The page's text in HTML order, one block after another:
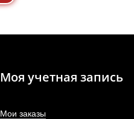
Моя учетная запись
Мои заказы